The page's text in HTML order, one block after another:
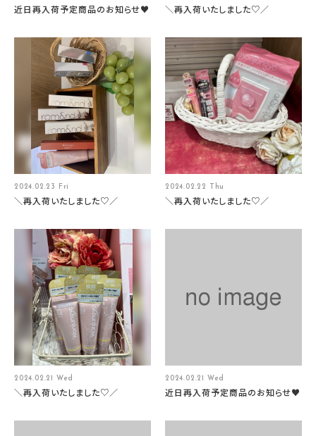
近日再入荷予定商品のお知らせ♥ ＼再入荷いたしました♡／
2024.02.23 Fri
＼再入荷いたしました♡／
2024.02.22 Thu
＼再入荷いたしました♡／
2024.02.21 Wed
＼再入荷いたしました♡／
2024.02.21 Wed
近日再入荷予定商品のお知らせ♥